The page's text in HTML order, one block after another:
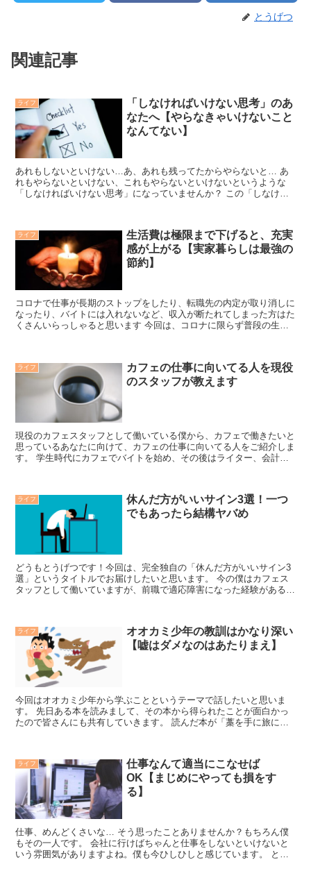
とうげつ
関連記事
ライフ
「しなければいけない思考」のあ
なたへ【やらなきゃいけないこと
なんてない】
あれもしないといけない…あ、あれも残ってたからやらないと… あ
れもやらないといけない、これもやらないといけないというような
「しなければいけない思考」になっていませんか？ この「しなけれ
ライフ
生活費は極限まで下げると、充実
感が上がる【実家暮らしは最強の
節約】
コロナで仕事が長期のストップをしたり、転職先の内定が取り消しに
なったり、バイトには入れないなど、収入が断たれてしまった方はた
くさんいらっしゃると思います 今回は、コロナに限らず普段の生活
ライフ
カフェの仕事に向いてる人を現役
のスタッフが教えます
現役のカフェスタッフとして働いている僕から、カフェで働きたいと
思っているあなたに向けて、カフェの仕事に向いてる人をご紹介しま
す。 学生時代にカフェでバイトを始め、その後はライター、会計事
ライフ
休んだ方がいいサイン3選！一つ
でもあったら結構ヤバめ
どうもとうげつです！今回は、完全独自の「休んだ方がいいサイン3
選」というタイトルでお届けしたいと思います。 今の僕はカフェス
タッフとして働いていますが、前職で適応障害になった経験があるん
ライフ
オオカミ少年の教訓はかなり深い
【嘘はダメなのはあたりまえ】
今回はオオカミ少年から学ぶことというテーマで話したいと思いま
す。 先日ある本を読みまして、その本から得られたことが面白かっ
たので皆さんにも共有していきます。 読んだ本が「藁を手に旅に出
ライフ
仕事なんて適当にこなせば
OK【まじめにやっても損をす
る】
仕事、めんどくさいな… そう思ったことありませんか？もちろん僕
もその一人です。 会社に行けばちゃんと仕事をしないといけないと
いう雰囲気がありますよね。僕も今ひしひしと感じています。 とい